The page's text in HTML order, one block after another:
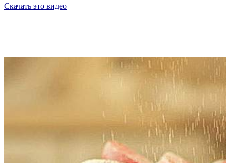
Скачать это видео